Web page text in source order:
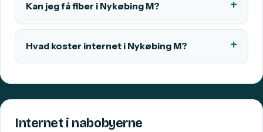
Kan jeg få fiber i Nykøbing M?
Hvad koster internet i Nykøbing M?
Internet i nabobyerne